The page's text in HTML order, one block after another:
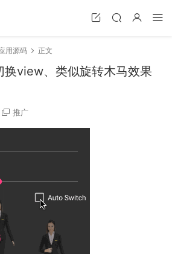
用源码 正文
view、类似旋转木马效果
推广